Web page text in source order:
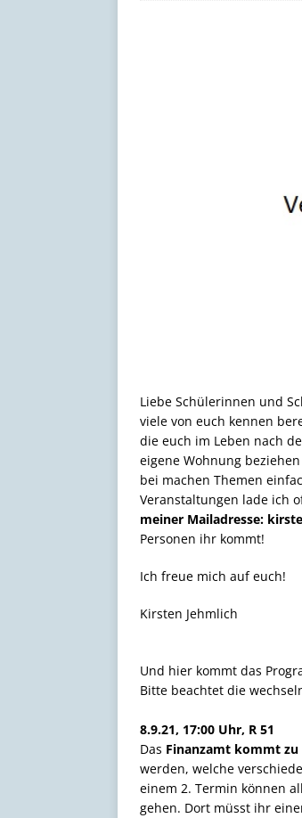
Liebe Schülerinnen und
viele von euch kennen
die euch im Leben nach
eigene Wohnung
bei machen Themen
Veranstaltungen lade ich
meiner Mailadresse:
Personen ihr kommt!
Ich freue mich auf euch!
Kirsten Jehmlich
Und hier kommt das
Bitte beachtet die
8.9.21, 17:00 Uhr, R 51
Das Finanzamt kommt zu
werden, welche
einem 2. Termin können
gehen. Dort müsst ihr